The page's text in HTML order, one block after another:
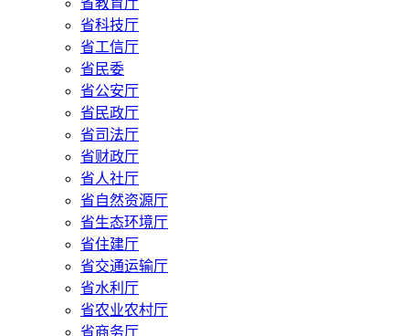
省科技厅
省工信厅
省民委
省公安厅
省民政厅
省司法厅
省财政厅
省人社厅
省自然资源厅
省生态环境厅
省住建厅
省交通运输厅
省水利厅
省农业农村厅
省商务厅